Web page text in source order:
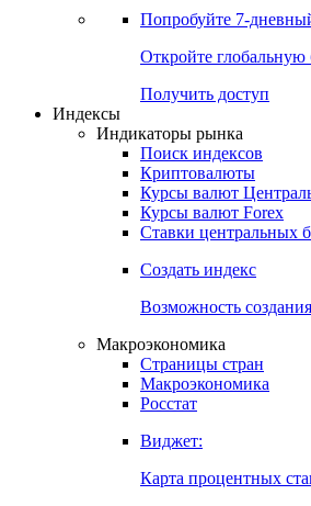
Попробуйте 7-
Откройте глобальную
Получить доступ
Индексы
Индикаторы рынка
Поиск индексов
Криптовалюты
Курсы валют
Курсы валют Forex
Ставки центральных
Создать индекс
Возможность
Макроэкономика
Страницы стран
Макроэкономика
Росстат
Виджет:
Карта процентных